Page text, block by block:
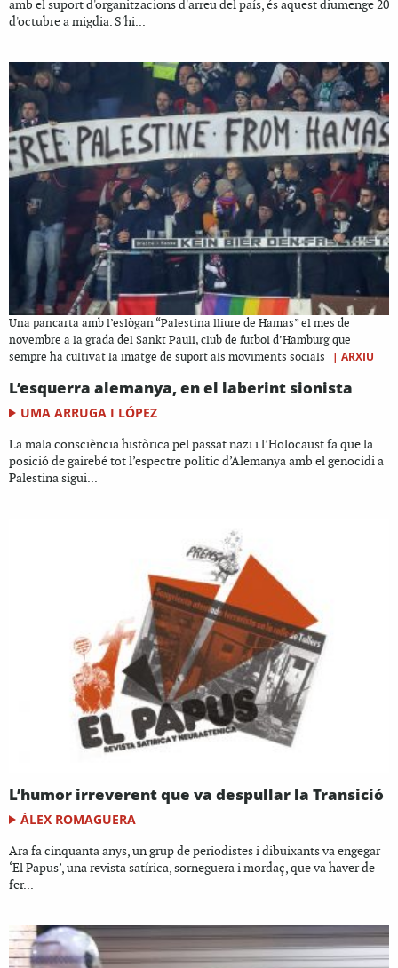
amb el suport d'organitzacions d'arreu del país, és aquest diumenge 20
d'octubre a migdia. S'hi...
Una pancarta amb l’eslògan “Palestina lliure de Hamas” el mes de
novembre a la grada del Sankt Pauli, club de futbol d’Hamburg que
sempre ha cultivat la imatge de suport als moviments socials
| ARXIU
L’esquerra alemanya, en el laberint sionista
UMA ARRUGA I LÓPEZ
La mala consciència històrica pel passat nazi i l’Holocaust fa que la
posició de gairebé tot l’espectre polític d’Alemanya amb el genocidi a
Palestina sigui...
L’humor irreverent que va despullar la Transició
ÀLEX ROMAGUERA
Ara fa cinquanta anys, un grup de periodistes i dibuixants va engegar
‘El Papus’, una revista satírica, sorneguera i mordaç, que va haver de
fer...